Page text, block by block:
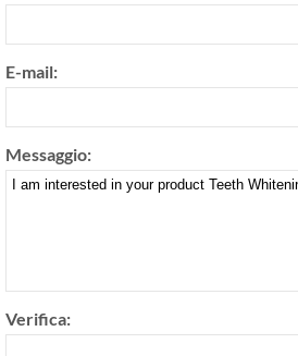
E-mail:
Messaggio:
Verifica: